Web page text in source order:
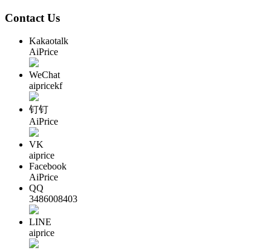
Contact Us
Kakaotalk
AiPrice
WeChat
aipricekf
钉钉
AiPrice
VK
aiprice
Facebook
AiPrice
QQ
3486008403
LINE
aiprice